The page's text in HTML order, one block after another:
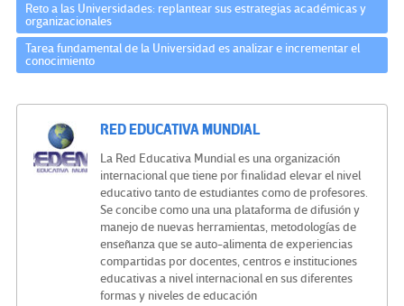
Reto a las Universidades: replantear sus estrategias académicas y
organizacionales
Tarea fundamental de la Universidad es analizar e incrementar el
conocimiento
RED EDUCATIVA MUNDIAL
La Red Educativa Mundial es una organización
internacional que tiene por finalidad elevar el nivel
educativo tanto de estudiantes como de profesores.
Se concibe como una una plataforma de difusión y
manejo de nuevas herramientas, metodologías de
enseñanza que se auto-alimenta de experiencias
compartidas por docentes, centros e instituciones
educativas a nivel internacional en sus diferentes
formas y niveles de educación